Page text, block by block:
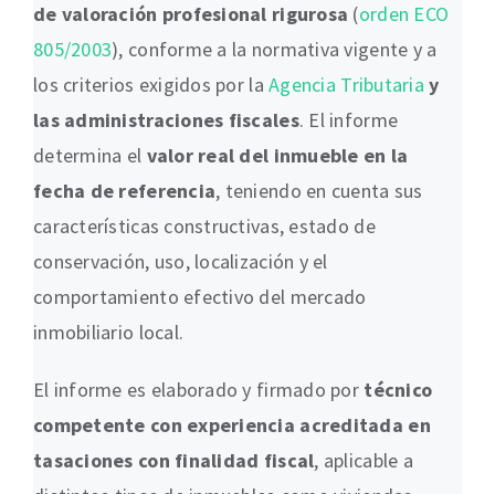
de valoración profesional rigurosa (orden ECO
805/2003), conforme a la normativa vigente y a
los criterios exigidos por laAgencia Tributaria y
las administraciones fiscales. El informe
determina el valor real del inmueble en la
fecha de referencia, teniendo en cuenta sus
características constructivas, estado de
conservación, uso, localización y el
comportamiento efectivo del mercado
inmobiliario local.
El informe es elaborado y firmado por técnico
competente con experiencia acreditada en
tasaciones con finalidad fiscal, aplicable a